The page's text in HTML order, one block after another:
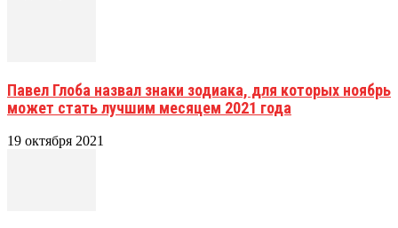
Павел Глоба назвал знаки зодиака, для которых ноябрь
может стать лучшим месяцем 2021 года
19 октября 2021